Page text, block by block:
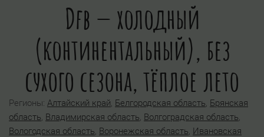
Dfb — холодный
(континентальный), без
сухого сезона, тёплое лето
Регионы: Алтайский край, Белгородская область, Брянская
область, Владимирская область, Волгоградская область,
Вологодская область, Воронежская область, Ивановская